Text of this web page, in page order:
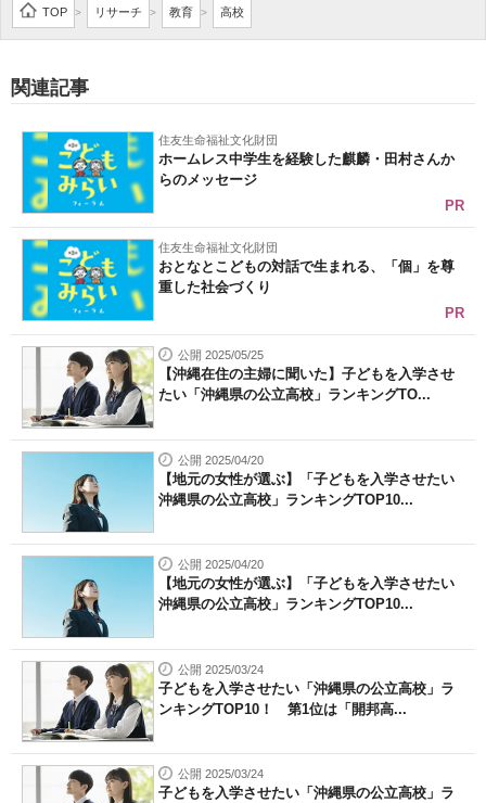
企業向けIT製品の総合サイト
製造業のIT導入・活用を支援
モノづくり技術者専門サイト
エレクトロニクス専門サイト
電子設計の基本と応用
エネルギーの専門メディア
建設×テクノロジーの最前線
ちょっと気になるネットの話題
TOP > リサーチ > 教育 > 高校
関連記事
住友生命福祉文化財団
ホームレス中学生を経験した麒麟・田村さんか
らのメッセージ
PR
住友生命福祉文化財団
おとなとこどもの対話で生まれる、「個」を尊
重した社会づくり
PR
公開 2025/05/25
【沖縄在住の主婦に聞いた】子どもを入学させ
たい「沖縄県の公立高校」ランキングTO...
公開 2025/04/20
【地元の女性が選ぶ】「子どもを入学させたい
沖縄県の公立高校」ランキングTOP10...
公開 2025/04/20
【地元の女性が選ぶ】「子どもを入学させたい
沖縄県の公立高校」ランキングTOP10...
公開 2025/03/24
子どもを入学させたい「沖縄県の公立高校」ラ
ンキングTOP10！ 第1位は「開邦高...
公開 2025/03/24
子どもを入学させたい「沖縄県の公立高校」ラ